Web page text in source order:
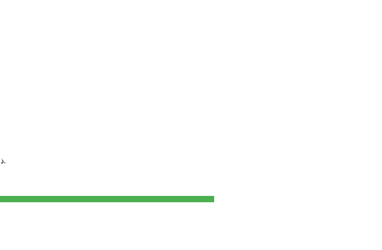
ذخیره نام، ایمیل و وبسایت من در مرورگر برای زمانی که دوباره دیدگاهی می‌نویسم.